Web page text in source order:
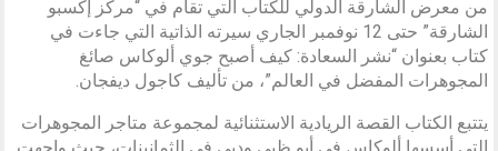
من معرض الشارقة الدولي للكتاب التي تقام في “مركز إكسبو
الشارقة” حتى 12 نوفمبر الجاري سيرته الذاتية التي جاءت في
كتاب بعنوان “نشر السعادة: كيف أصبح جوي ألوكاس صائغ
المجوهرات المفضل في العالم”، من تأليف كاجول ديفجان.
يتتبع الكتاب القصة الريادية الاستثنائية لمجموعة متاجر المجوهرات
التي أسسها ألوكاس في أبو ظبي ودبي في الثمانينات، حيث واجهت